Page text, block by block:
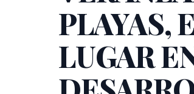
PLAYAS,
LUGAR